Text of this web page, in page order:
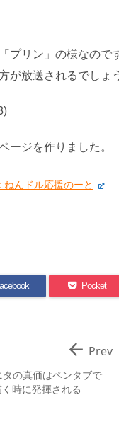
プリン」の様なの
が放送されるでしょう
ージを作りました。
んドル応援のーと
Pocket
の真価はペンタブで
時に発揮される
 Prev